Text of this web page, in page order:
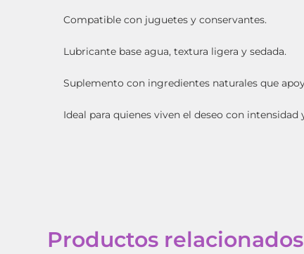
Compatible con juguetes y conservantes.
Lubricante base agua, textura ligera y sedada.
Suplemento con ingredientes naturales que
Ideal para quienes viven el deseo con intensidad
Productos relacionados